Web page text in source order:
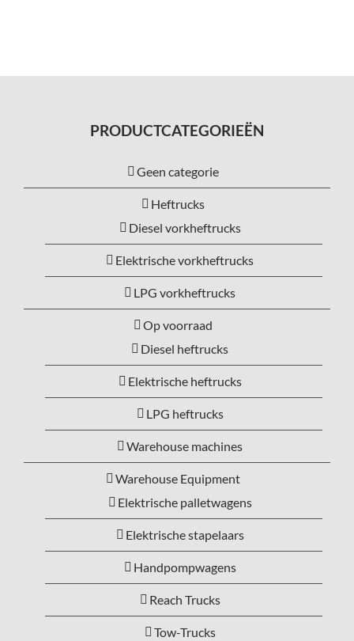
PRODUCTCATEGORIEËN
Geen categorie
Heftrucks
Diesel vorkheftrucks
Elektrische vorkheftrucks
LPG vorkheftrucks
Op voorraad
Diesel heftrucks
Elektrische heftrucks
LPG heftrucks
Warehouse machines
Warehouse Equipment
Elektrische palletwagens
Elektrische stapelaars
Handpompwagens
Reach Trucks
Tow-Trucks